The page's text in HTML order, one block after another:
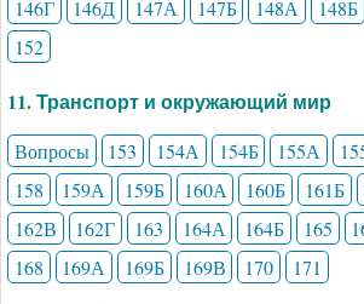
146Г 146Д 147А 147Б 148А 148Б
152
11. Транспорт и окружающий мир
Вопросы 153 154А 154Б 155А
158
159А 159Б 160А 160Б 161Б
162В
162Г 163 164А 164Б 165
168
169А 169Б 169В 170 171